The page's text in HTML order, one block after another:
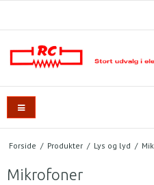
Forside / Produkter / Lys og lyd /
Mikrofoner